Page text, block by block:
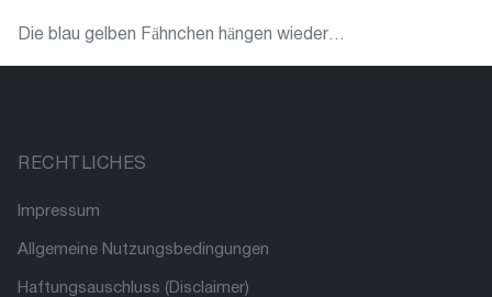
Die blau gelben Fähnchen hängen wieder…
RECHTLICHES
Impressum
Allgemeine Nutzungsbedingungen
Haftungsauschluss (Disclaimer)